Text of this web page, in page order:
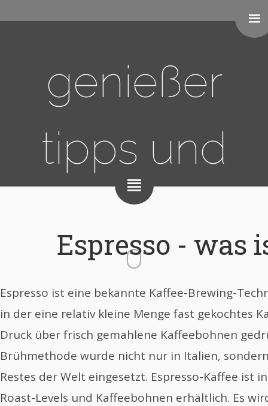
genießer
tipps und
Espresso - was
Espresso ist eine bekannte Kaffee-Brewing-
in der eine relativ kleine Menge fast gekochtes
Druck über frisch gemahlene Kaffeebohnen
Brühmethode wurde nicht nur in Italien,
Restes der Welt eingesetzt. Espresso-Kaffee ist
Roast-Levels und Kaffeebohnen erhältlich. Es